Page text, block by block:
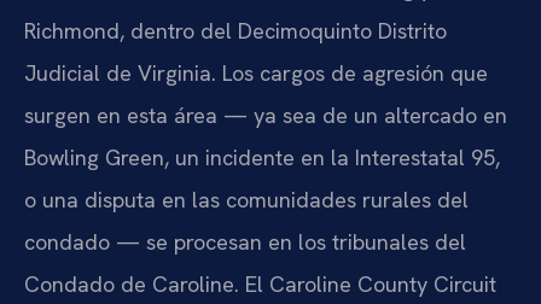
Richmond, dentro del Decimoquinto Distrito
Judicial de Virginia. Los cargos de agresión que
surgen en esta área — ya sea de un altercado en
Bowling Green, un incidente en la Interestatal 95,
o una disputa en las comunidades rurales del
condado — se procesan en los tribunales del
Condado de Caroline. El Caroline County Circuit